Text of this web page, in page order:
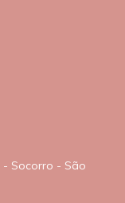
- Socorro - São